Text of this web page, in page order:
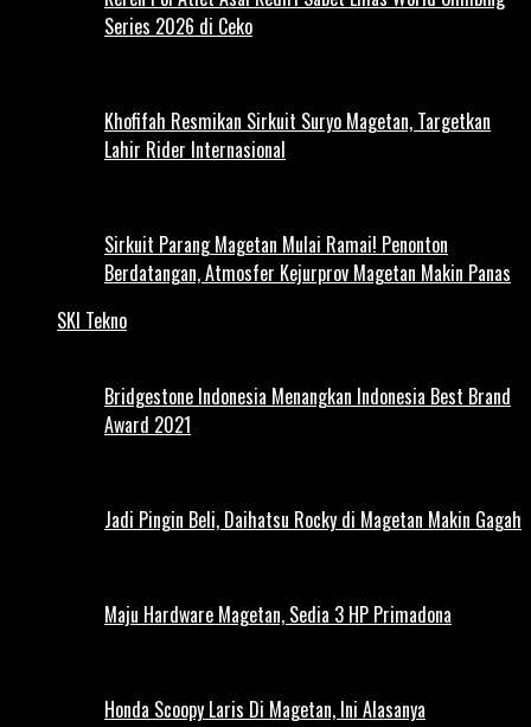
Series 2026 di Ceko
Khofifah Resmikan Sirkuit Suryo Magetan, Targetkan
Lahir Rider Internasional
Sirkuit Parang Magetan Mulai Ramai! Penonton
Berdatangan, Atmosfer Kejurprov Magetan Makin Panas
SKI Tekno
Bridgestone Indonesia Menangkan Indonesia Best Brand
Award 2021
Jadi Pingin Beli, Daihatsu Rocky di Magetan Makin Gagah
Maju Hardware Magetan, Sedia 3 HP Primadona
Honda Scoopy Laris Di Magetan, Ini Alasanya